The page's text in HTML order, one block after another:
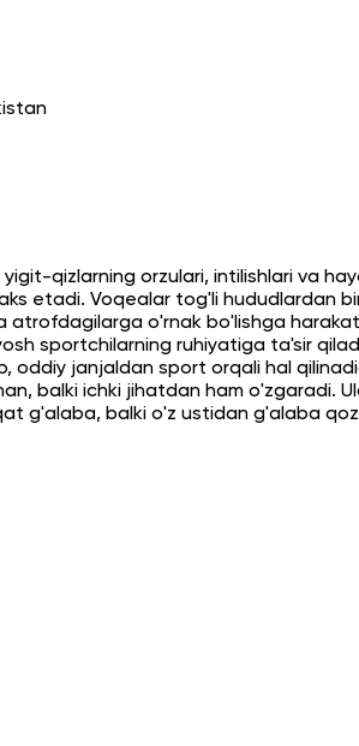
yigit-qizlarning orzulari, intilishlari va
etadi. Voqealar tog'li hududlardan
atrofdagilarga o'rnak bo'lishga
sportchilarning ruhiyatiga ta'sir
oddiy janjaldan sport orqali hal
balki ichki jihatdan ham o'zgaradi.
g'alaba, balki o'z ustidan g'alaba